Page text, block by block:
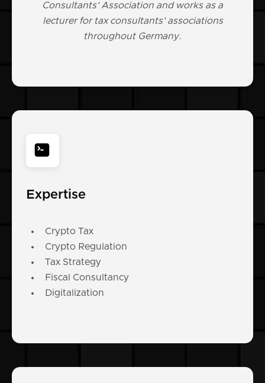
Consultants' Association and works as a
lecturer for tax consultants' associations
throughout Germany.
Expertise
Crypto Tax
Crypto Regulation
Tax Strategy
Fiscal Consultancy
Digitalization